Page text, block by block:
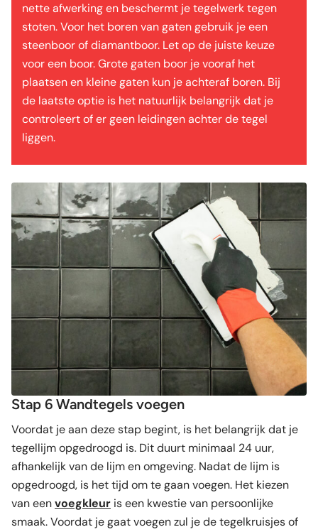
nette afwerking en beschermt je tegelwerk tegen
stoten. Voor het boren van gaten gebruik je een
steenboor of diamantboor. Let op de juiste keuze
voor een boor. Grote gaten boor je vooraf het
plaatsen en kleine gaten kun je achteraf boren. Bij
de laatste optie is het natuurlijk belangrijk dat je
controleert of er geen leidingen achter de tegel
liggen.
Stap 6 Wandtegels voegen
Voordat je aan deze stap begint, is het belangrijk dat je
tegellijm opgedroogd is. Dit duurt minimaal 24 uur,
afhankelijk van de lijm en omgeving. Nadat de lijm is
opgedroogd, is het tijd om te gaan voegen. Het kiezen
van eenvoegkleur is een kwestie van persoonlijke
smaak. Voordat je gaat voegen zul je de tegelkruisjes of